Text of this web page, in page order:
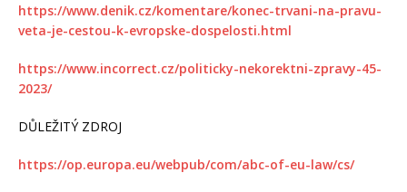
https://www.denik.cz/komentare/konec-trvani-na-pravu-
veta-je-cestou-k-evropske-dospelosti.html
https://www.incorrect.cz/politicky-nekorektni-zpravy-45-
2023/
DŮLEŽITÝ ZDROJ
https://op.europa.eu/webpub/com/abc-of-eu-law/cs/